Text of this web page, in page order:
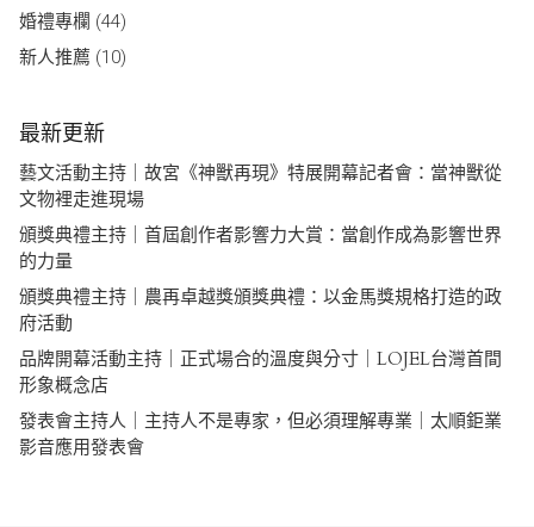
婚禮專欄 (44)
新人推薦 (10)
最新更新
藝文活動主持｜故宮《神獸再現》特展開幕記者會：當神獸從
文物裡走進現場
頒獎典禮主持｜首屆創作者影響力大賞：當創作成為影響世界
的力量
頒獎典禮主持｜農再卓越獎頒獎典禮：以金馬獎規格打造的政
府活動
品牌開幕活動主持｜正式場合的溫度與分寸｜LOJEL台灣首間
形象概念店
發表會主持人｜主持人不是專家，但必須理解專業｜太順鉅業
影音應用發表會